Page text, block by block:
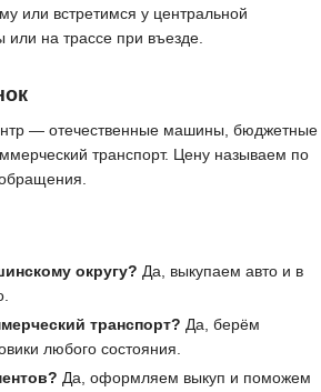
или встретимся у центральной
на трассе при въезде.
— отечественные машины, бюджетные
транспорт. Цену называем по
округу? Да, выкупаем авто и в
транспорт? Да, берём
любого состояния.
Да, оформляем выкуп и поможем